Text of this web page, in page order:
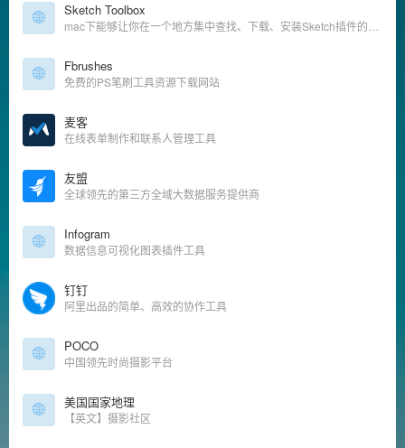
Sketch Toolbox
Fbrushes
免费的PS笔刷工具资源下载网站
麦客
在线表单制作和联系人管理工具
友盟
全球领先的第三方全域大数据服务提供商
Infogram
数据信息可视化图表插件工具
钉钉
阿里出品的简单、高效的协作工具
POCO
中国领先时尚摄影平台
美国国家地理
【英文】摄影社区